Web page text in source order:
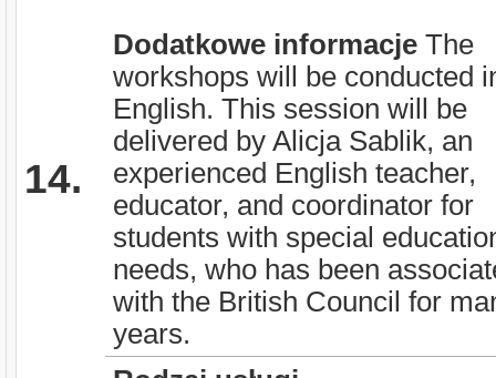
14.
Dodatkowe informacje The
workshops will be conducted
English. This session will be
delivered by Alicja Sablik, an
experienced English teacher,
educator, and coordinator for
students with special
needs, who has been
with the British Council for
years.